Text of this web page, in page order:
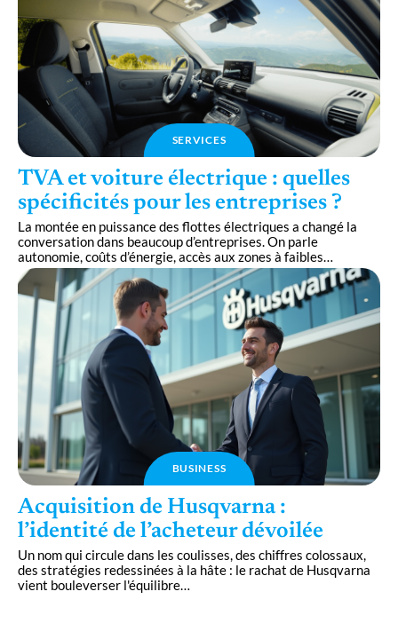
SERVICES
TVA et voiture électrique : quelles
spécificités pour les entreprises ?
La montée en puissance des flottes électriques a changé la
conversation dans beaucoup d’entreprises. On parle
autonomie, coûts d’énergie, accès aux zones à faibles…
BUSINESS
Acquisition de Husqvarna :
l’identité de l’acheteur dévoilée
Un nom qui circule dans les coulisses, des chiffres colossaux,
des stratégies redessinées à la hâte : le rachat de Husqvarna
vient bouleverser l'équilibre…